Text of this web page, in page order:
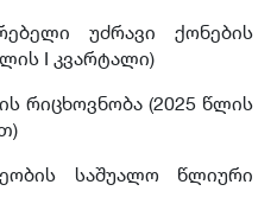
უძრავი ქონების
I კვარტალი)
რიცხოვნობა (2025 წლის
საშუალო წლიური